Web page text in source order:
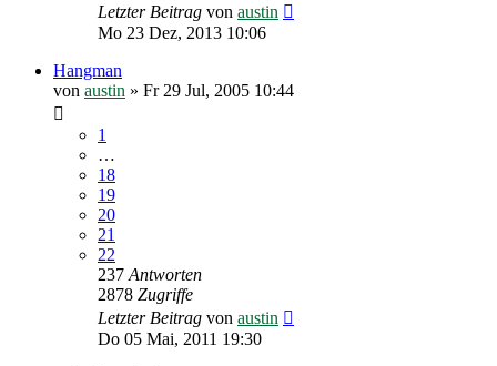
Letzter Beitrag von austin
Mo 23 Dez, 2013 10:06
Hangman
von austin » Fr 29 Jul, 2005 10:44
1
…
18
19
20
21
22
237Antworten
2878 Zugriffe
Letzter Beitrag von austin
Do 05 Mai, 2011 19:30